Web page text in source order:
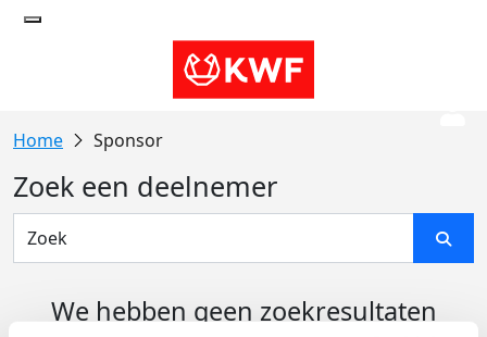
Sponsor
Zoek een deelnemer
We hebben geen zoekresultaten